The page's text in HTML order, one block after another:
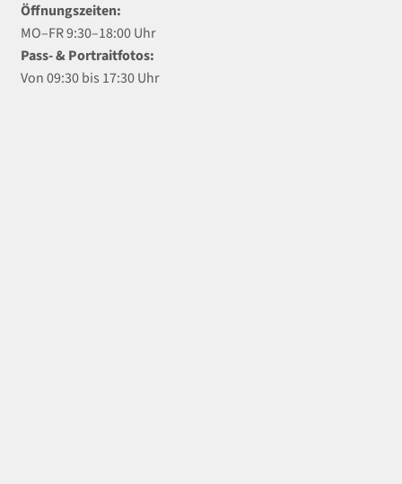
Öffnungszeiten:
MO–FR 9:30–18:00 Uhr
Pass- & Portraitfotos:
Von 09:30 bis 17:30 Uhr